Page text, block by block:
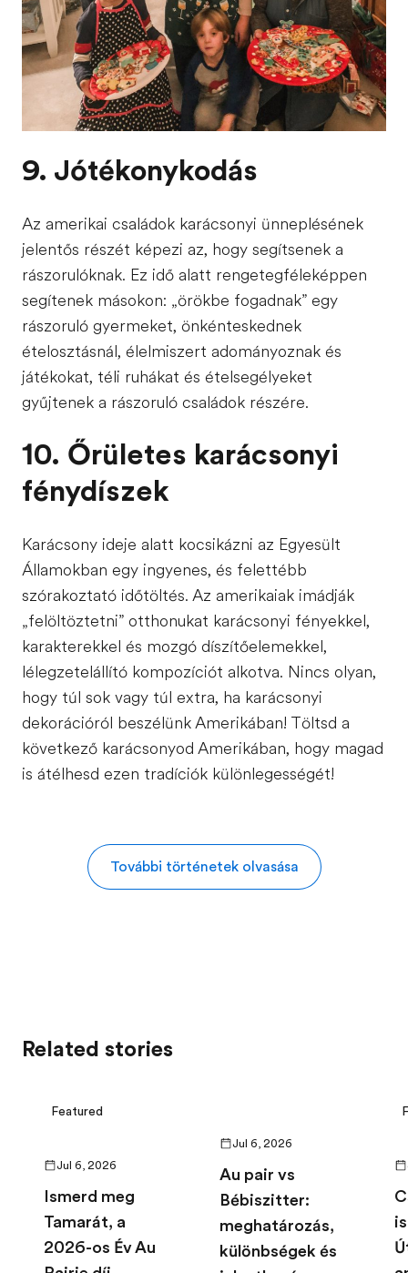
9. Jótékonykodás
Az amerikai családok karácsonyi ünneplésének
jelentős részét képezi az, hogy segítsenek a
rászorulóknak. Ez idő alatt rengetegféleképpen
segítenek másokon: „örökbe fogadnak” egy
rászoruló gyermeket, önkénteskednek
ételosztásnál, élelmiszert adományoznak és
játékokat, téli ruhákat és ételsegélyeket
gyűjtenek a rászoruló családok részére.
10. Őrületes karácsonyi
fénydíszek
Karácsony ideje alatt kocsikázni az Egyesült
Államokban egy ingyenes, és felettébb
szórakoztató időtöltés. Az amerikaiak imádják
„felöltöztetni” otthonukat karácsonyi fényekkel,
karakterekkel és mozgó díszítőelemekkel,
lélegzetelállító kompozíciót alkotva. Nincs olyan,
hogy túl sok vagy túl extra, ha karácsonyi
dekorációról beszélünk Amerikában! Töltsd a
következő karácsonyod Amerikában, hogy magad
is átélhesd ezen tradíciók különlegességét!
További történetek olvasása
Related stories
Featured
Jul 6, 2026
Ismerd meg
Tamarát, a
2026-os Év Au
Jul 6, 2026
Au pair vs
Bébiszitter:
meghatározás,
különbségek és